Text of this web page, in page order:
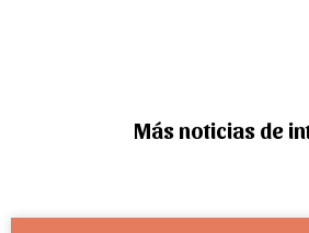
Más noticias de